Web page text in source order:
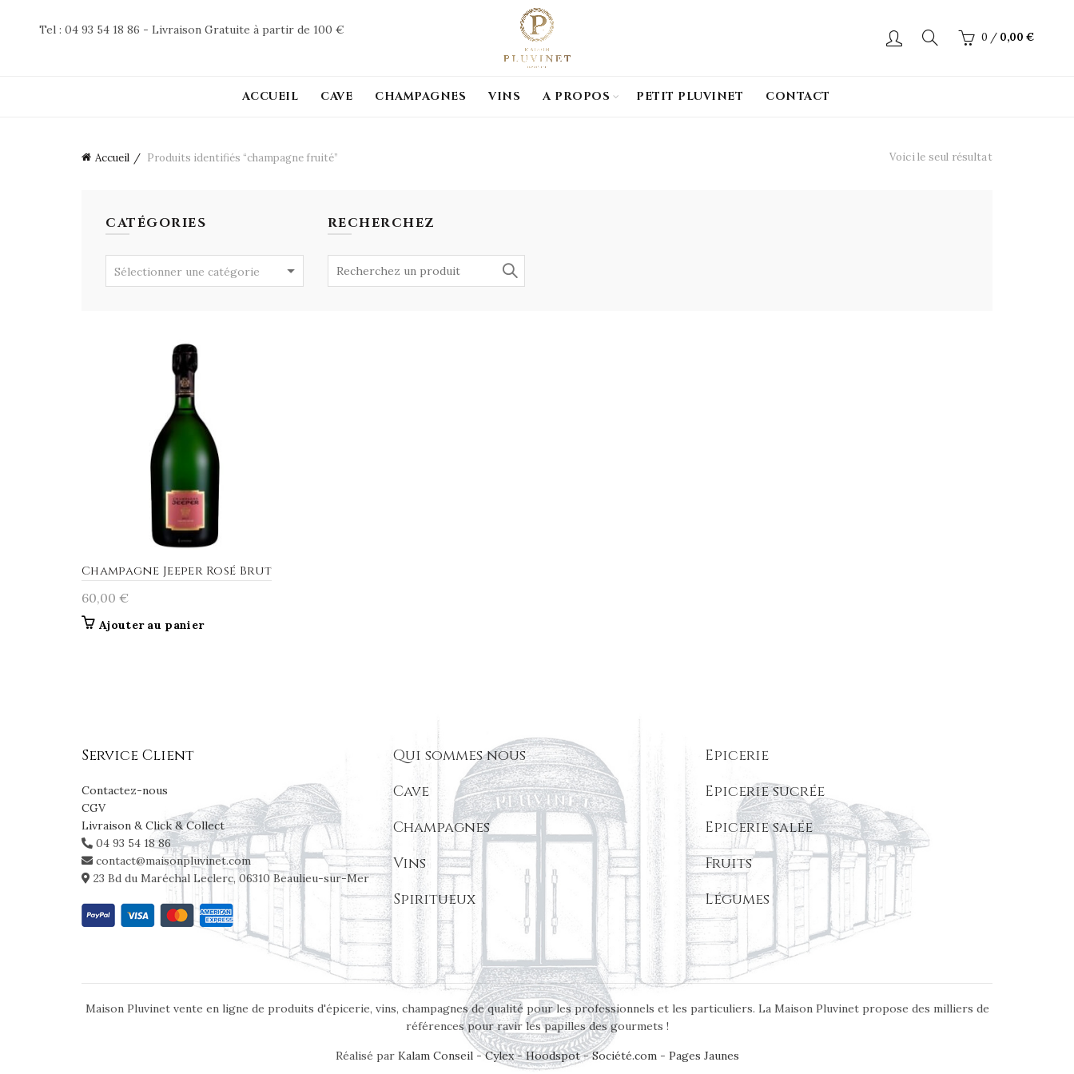
Tel : 04 93 54 18 86 - Livraison Gratuite à partir de 100 €
0 / 0,00 €
ACCUEIL CAVE CHAMPAGNES VINS A PROPOS PETIT PLUVINET CONTACT
Accueil Produits identifiés “champagne fruité” Voici le seul résultat
CATÉGORIES
Sélectionner une catégorie
RECHERCHEZ
Champagne Jeeper Rosé Brut
60,00 €
Ajouter au panier
Service Client
Contactez-nous
CGV
Livraison & Click & Collect
04 93 54 18 86
contact@maisonpluvinet.com
23 Bd du Maréchal Leclerc, 06310 Beaulieu-sur-Mer
Qui sommes nous
Cave
Champagnes
Vins
Spiritueux
Epicerie
Epicerie sucrée
Epicerie salée
Fruits
Légumes
Maison Pluvinet vente en ligne de produits d'épicerie, vins, champagnes de qualité pour les professionnels et les particuliers. La Maison Pluvinet propose des milliers de
références pour ravir les papilles des gourmets !
Réalisé par Kalam Conseil -Cylex-Hoodspot-Société.com - Pages Jaunes